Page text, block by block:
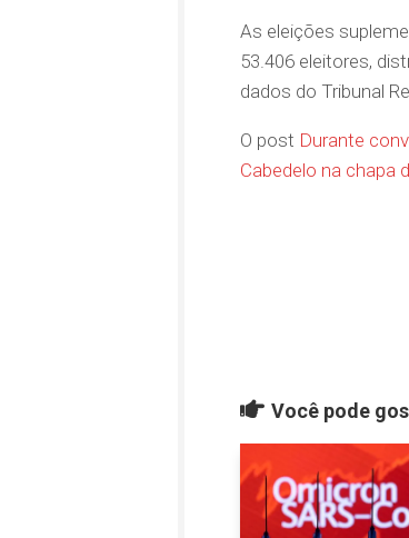
As eleições
53.406 eleitores,
dados do Tribunal
O post Durante
Cabedelo na chapa
Você pode